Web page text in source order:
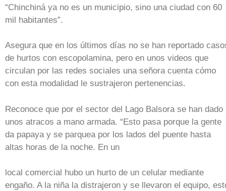
“Chinchiná ya no es un municipio, sino una ciudad con 60
mil habitantes”.
Asegura que en los últimos días no se han reportado
de hurtos con escopolamina, pero en unos videos que
circulan por las redes sociales una señora cuenta cómo
con esta modalidad le sustrajeron pertenencias.
Reconoce que por el sector del Lago Balsora se han dado
unos atracos a mano armada. “Esto pasa porque la gente
da papaya y se parquea por los lados del puente hasta
altas horas de la noche. En un
local comercial hubo un hurto de un celular mediante
engaño. A la niña la distrajeron y se llevaron el equipo,